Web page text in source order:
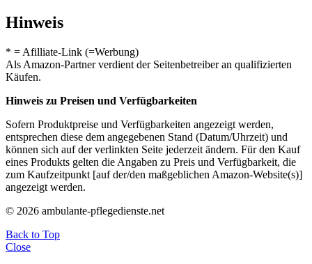
Hinweis
* = Afilliate-Link (=Werbung)
Als Amazon-Partner verdient der Seitenbetreiber an qualifizierten
Käufen.
Hinweis zu Preisen und Verfügbarkeiten
Sofern Produktpreise und Verfügbarkeiten angezeigt werden,
entsprechen diese dem angegebenen Stand (Datum/Uhrzeit) und
können sich auf der verlinkten Seite jederzeit ändern. Für den Kauf
eines Produkts gelten die Angaben zu Preis und Verfügbarkeit, die
zum Kaufzeitpunkt [auf der/den maßgeblichen Amazon-Website(s)]
angezeigt werden.
© 2026 ambulante-pflegedienste.net
Back to Top
Close